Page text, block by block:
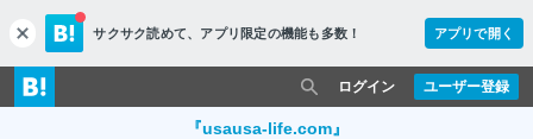
c
l
o
s
サクサク読めて、 アプリ限定の機能も多数！ アプリで開く
ユーザー登録
ログイン
『usausa-life.com』